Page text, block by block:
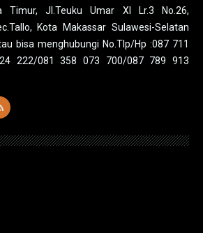
Timur, Jl.Teuku Umar XI Lr.3 No.26,
Kota Makassar Sulawesi-Selatan
bisa menghubungi No.Tlp/Hp :087 711
222/081 358 073 700/087 789 913